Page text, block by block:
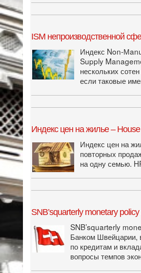
ISM непроизводственной
Индекс Non-
Supply
нескольких
если таковые
Индекс цен на жилье –
Индекс цен на
повторных
на одну семью.
SNB’squarterly monetary
SNB’squarterly
Банком Швейцарии,
по кредитам и
вопросы темпов